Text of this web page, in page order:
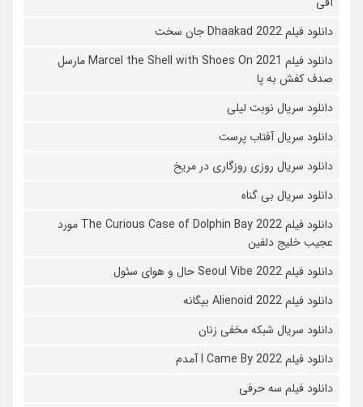
دانلود فیلم Dhaakad 2022 جان سخت
دانلود فیلم Marcel the Shell with Shoes On 2021 مارسل
صدف کفش به پا
دانلود سریال نوبت لیلی
دانلود سریال آفتاب پرست
دانلود سریال روزی روزگاری در مریخ
دانلود سریال بی گناه
دانلود فیلم The Curious Case of Dolphin Bay 2022 مورد
عجیب خلیج دلفین
دانلود فیلم Seoul Vibe 2022 حال و هوای سئول
دانلود فیلم Alienoid 2022 بیگانه
دانلود سریال شبکه مخفی زنان
دانلود فیلم I Came By 2022 آمدم
دانلود فیلم سه حرفی